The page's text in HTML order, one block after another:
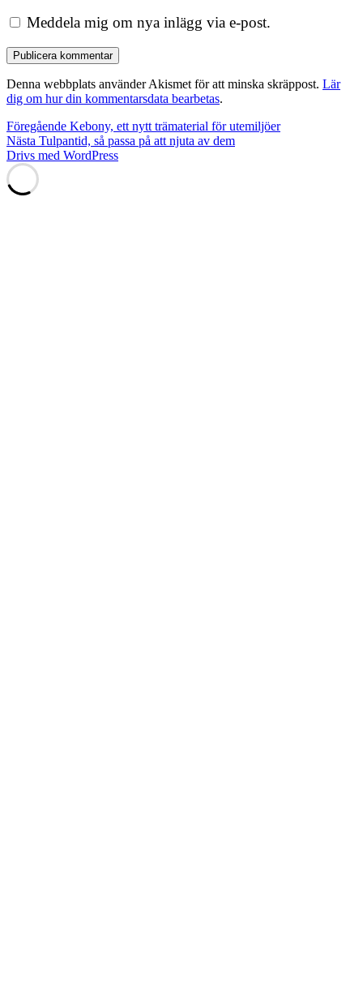
Meddela mig om nya inlägg via e-post.
Denna webbplats använder Akismet för att minska skräppost. Lär
dig om hur din kommentarsdata bearbetas.
Inläggsnavigering
Föregående Föregående
inlägg:
Kebony, ett nytt trämaterial för utemiljöer
Nästa Nästa
inlägg:
Tulpantid, så passa på att njuta av dem
Drivs med WordPress